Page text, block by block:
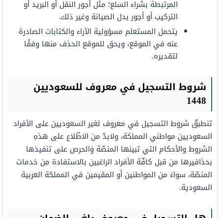
المرتبطة بشراء السلع؛ مثل أجور النقل أو البريد أو
التركيب أو أجور بدل الصيانة وغير ذلك.
يتحمل المستعلم مسؤولية الآراء والكتابات الصادرة
عنه في الموقع، ويحق للموقع الحذف منها وفقًا
لتقديره.
شروط التسجيل في معروف للسعوديين
1448
تنطبقُ شروط التسجيل في معروف لغير السعوديين على الأفراد
السعوديين مواطني المملكة، ولابدّ من الاطّلاع على هذهِ
الشروط والأحكام التي تبينها المنصّة وَالحرص على تنفيذها
بحذافيرها من قبل كافّة الأفراد الراغبين بالاستفادة من خدمات
المنصّة، سواءَ من المواطنين أو المقيمين في المملكة العربية
السعودية.